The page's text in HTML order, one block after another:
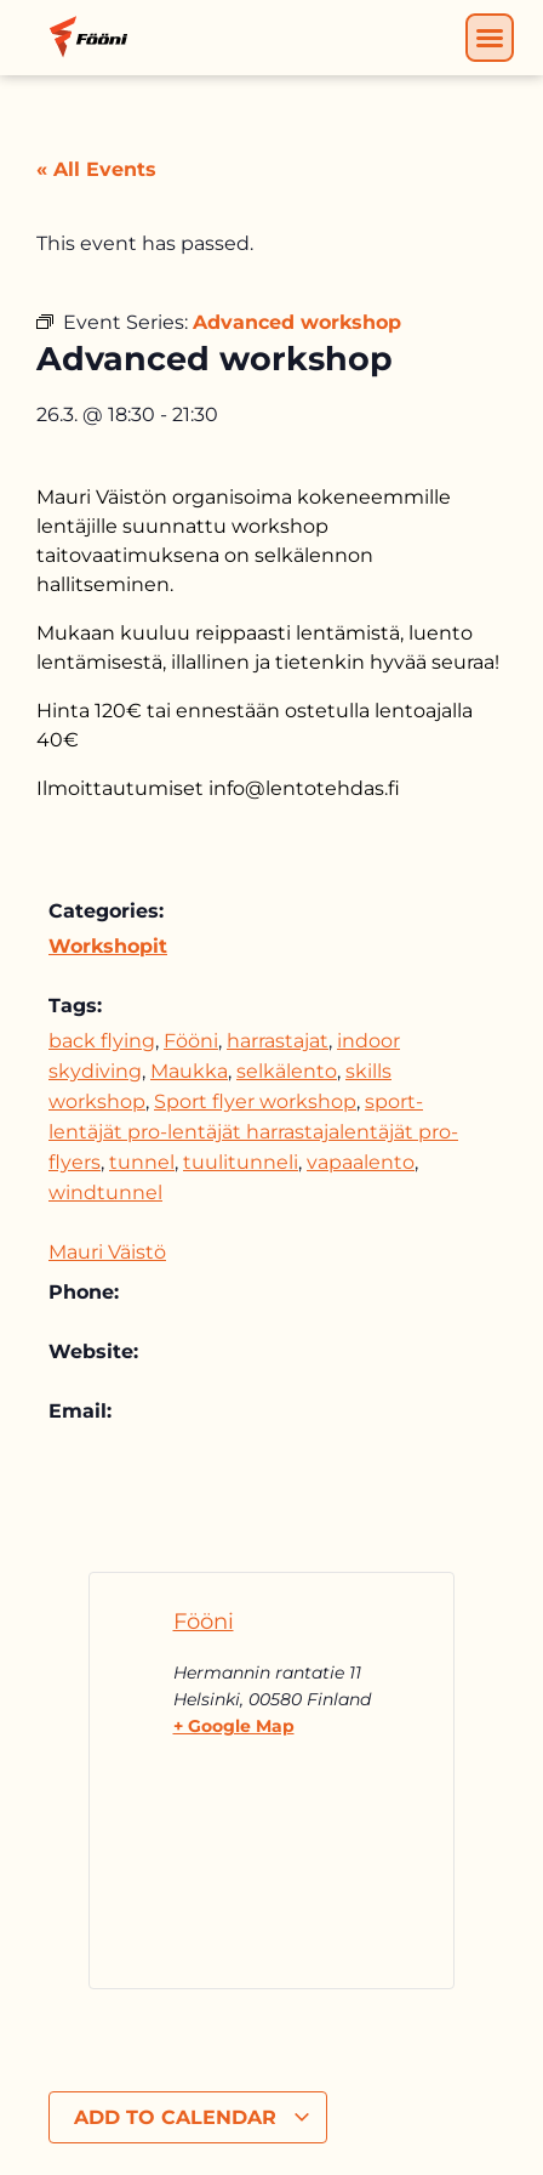
« All Events
This event has passed.
Event Series: Advanced workshop
Advanced workshop
26.3. @ 18:30 - 21:30
Mauri Väistön organisoima kokeneemmille
lentäjille suunnattu workshop
taitovaatimuksena on selkälennon
hallitseminen.
Mukaan kuuluu reippaasti lentämistä, luento
lentämisestä, illallinen ja tietenkin hyvää seuraa!
Hinta 120€ tai ennestään ostetulla lentoajalla
40€
Ilmoittautumiset info@lentotehdas.fi
Categories:
Workshopit
Tags:
back flying, Fööni, harrastajat, indoor
skydiving, Maukka, selkälento, skills
workshop, Sport flyer workshop, sport-
lentäjät pro-lentäjät harrastajalentäjät pro-
flyers, tunnel, tuulitunneli, vapaalento,
windtunnel
Mauri Väistö
Phone:
Website:
Email:
Fööni
Hermannin rantatie 11
Helsinki, 00580 Finland
+ Google Map
ADD TO CALENDAR